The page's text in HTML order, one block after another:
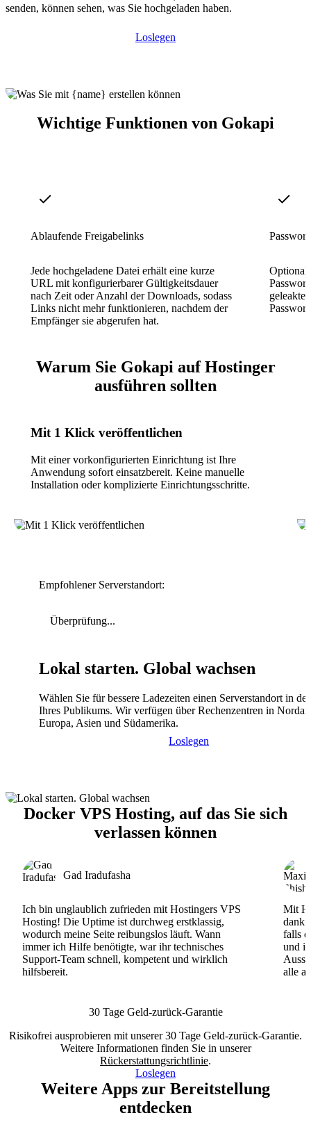
senden, können sehen, was Sie hochgeladen haben.
Loslegen
Wichtige Funktionen von Gokapi
Ablaufende Freigabelinks
Jede hochgeladene Datei erhält eine kurze
URL mit konfigurierbarer Gültigkeitsdauer
nach Zeit oder Anzahl der Downloads, sodass
Links nicht mehr funktionieren, nachdem der
Empfänger sie abgerufen hat.
Optional
geleakte
Warum Sie Gokapi auf Hostinger
ausführen sollten
Mit 1 Klick veröffentlichen
Mit einer vorkonfigurierten Einrichtung ist Ihre
Anwendung sofort einsatzbereit. Keine manuelle
Installation oder komplizierte Einrichtungsschritte.
Empfohlener Serverstandort:
Überprüfung...
Lokal starten. Global wachsen
Wählen Sie für bessere Ladezeiten einen Serverstandort in
Ihres Publikums. Wir verfügen über Rechenzentren in
Europa, Asien und Südamerika.
Loslegen
Docker VPS Hosting, auf das Sie sich
verlassen können
Gad Iradufasha
Ich bin unglaublich zufrieden mit Hostingers VPS
Hosting! Die Uptime ist durchweg erstklassig,
wodurch meine Seite reibungslos läuft. Wann
immer ich Hilfe benötigte, war ihr technisches
Support-Team schnell, kompetent und wirklich
hilfsbereit.
Mit
dank
falls
und
alle
30 Tage Geld-zurück-Garantie
Risikofrei ausprobieren mit unserer 30 Tage Geld-zurück-Garantie.
Weitere Informationen finden Sie in unserer
Rückerstattungsrichtlinie.
Loslegen
Weitere Apps zur Bereitstellung
entdecken